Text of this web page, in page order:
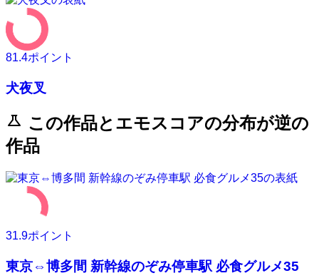
81.4ポイント
犬夜叉
science この作品とエモスコアの分布が逆の
作品
31.9ポイント
東京⇔博多間 新幹線のぞみ停車駅 必食グルメ35